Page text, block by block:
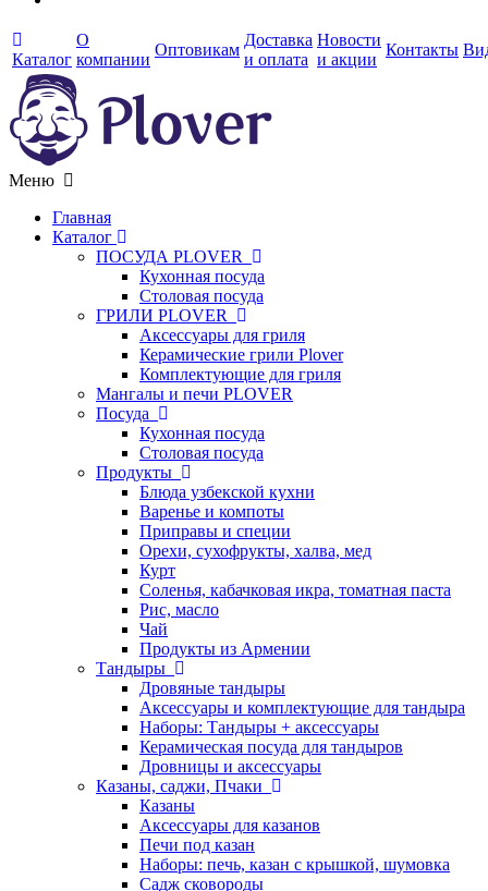
Каталог
О
компании
Оптовикам
Доставка
и оплата
Новости
и акции
Контакты
Меню
Главная
Каталог
ПОСУДА PLOVER
Кухонная посуда
Столовая посуда
ГРИЛИ PLOVER
Аксессуары для гриля
Керамические грили Plover
Комплектующие для гриля
Мангалы и печи PLOVER
Посуда
Кухонная посуда
Столовая посуда
Продукты
Блюда узбекской кухни
Варенье и компоты
Приправы и специи
Орехи, сухофрукты, халва, мед
Курт
Соленья, кабачковая икра, томатная паста
Рис, масло
Чай
Продукты из Армении
Тандыры
Дровяные тандыры
Аксессуары и комплектующие для тандыра
Наборы: Тандыры + аксессуары
Керамическая посуда для тандыров
Дровницы и аксессуары
Казаны, саджи, Пчаки
Казаны
Аксессуары для казанов
Печи под казан
Наборы: печь, казан с крышкой, шумовка
Садж сковороды